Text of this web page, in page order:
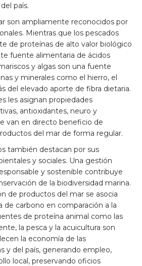
país.
son ampliamente reconocidos por
Mientras que los pescados
de proteínas de alto valor biológico
fuente alimentaria de ácidos
y algas son una fuente
y minerales como el hierro, el
del elevado aporte de fibra dietaria.
les asignan propiedades
antioxidantes, neuro y
van en directo beneficio de
del mar de forma regular.
también destacan por sus
y sociales. Una gestión
y sostenible contribuye
de la biodiversidad marina.
de productos del mar se asocia
de carbono en comparación a la
de proteína animal como las
la pesca y la acuicultura son
la economía de las
y del país, generando empleo,
local, preservando oficios